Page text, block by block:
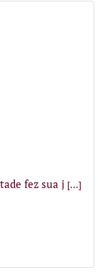
fez sua j [...]